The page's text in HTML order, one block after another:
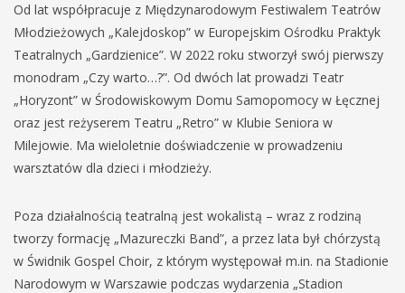
Od lat współpracuje z Międzynarodowym Festiwalem Teatrów
Młodzieżowych „Kalejdoskop” w Europejskim Ośrodku Praktyk
Teatralnych „Gardzienice”. W 2022 roku stworzył swój pierwszy
monodram „Czy warto…?”. Od dwóch lat prowadzi Teatr
„Horyzont” w Środowiskowym Domu Samopomocy w Łęcznej
oraz jest reżyserem Teatru „Retro” w Klubie Seniora w
Milejowie. Ma wieloletnie doświadczenie w prowadzeniu
warsztatów dla dzieci i młodzieży.
Poza działalnością teatralną jest wokalistą – wraz z rodziną
tworzy formację „Mazureczki Band”, a przez lata był chórzystą
w Świdnik Gospel Choir, z którym występował m.in. na Stadionie
Narodowym w Warszawie podczas wydarzenia „Stadion